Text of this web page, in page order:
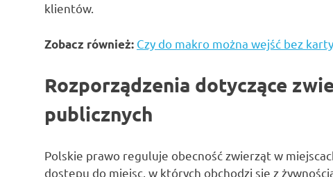
klientów.
Zobacz również: Czy do makro można wejść bez karty
Rozporządzenia dotyczące
publicznych
Polskie prawo reguluje obecność zwierząt w
dostępu do miejsc, w których obchodzi się z